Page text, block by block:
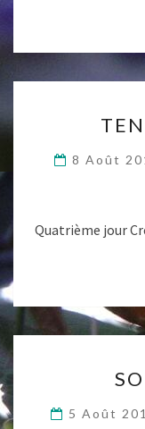
8 Août
Quatrième jour
5 Août